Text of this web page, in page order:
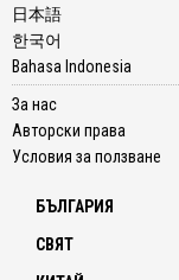
日本語
한국어
Bahasa Indonesia
За нас
Авторски права
Условия за ползване
БЪЛГАРИЯ
СВЯТ